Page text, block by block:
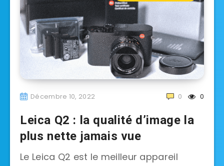
Décembre 10, 2022 0
0
Leica Q2 : la qualité d’image la
plus nette jamais vue
Le Leica Q2 est le meilleur appareil